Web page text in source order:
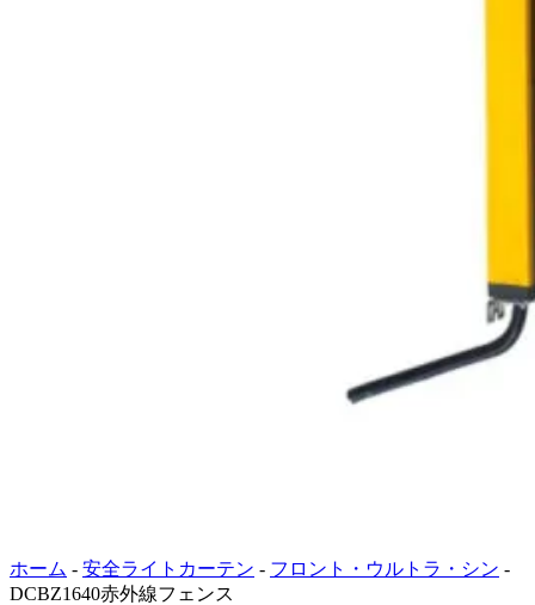
ホーム - 安全ライトカーテン - フロント・ウルトラ・シン -
DCBZ1640赤外線フェンス